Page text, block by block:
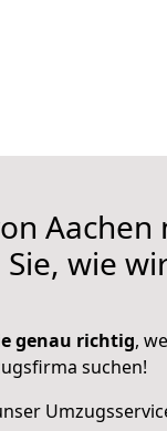
Aachen
wie
genau richtig,
suchen!